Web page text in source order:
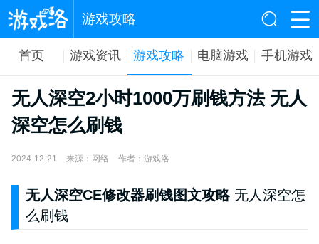
游戏攻略
首页 游戏资讯 游戏攻略 电脑游戏 手机游戏
无人深空2小时1000万刷钱方法 无人
深空怎么刷钱
2024-12-21 来源：网络 作者：游戏洛
无人深空CE修改器刷钱图文攻略 无人深空怎
么刷钱